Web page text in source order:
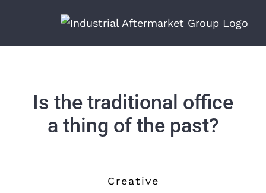
springen
Is the traditional office
a thing of the past?
Creative